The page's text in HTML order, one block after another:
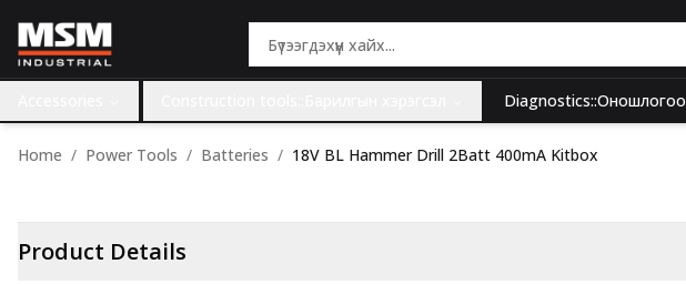
Diagnostics::Оношлогоо
Home Power Tools Batteries 18V BL Hammer Drill 2Batt 400mA Kitbox
Product Details